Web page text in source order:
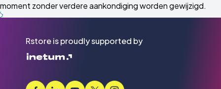
moment zonder verdere aankondiging worden gewijzigd.
Rstore is proudly supported by